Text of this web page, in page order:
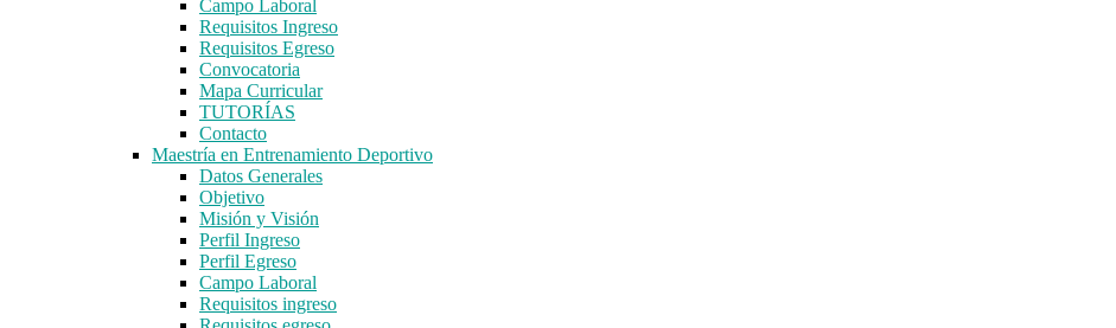
Campo Laboral
Requisitos Ingreso
Requisitos Egreso
Convocatoria
Mapa Curricular
TUTORÍAS
Contacto
Maestría en Entrenamiento Deportivo
Datos Generales
Objetivo
Misión y Visión
Perfil Ingreso
Perfil Egreso
Campo Laboral
Requisitos ingreso